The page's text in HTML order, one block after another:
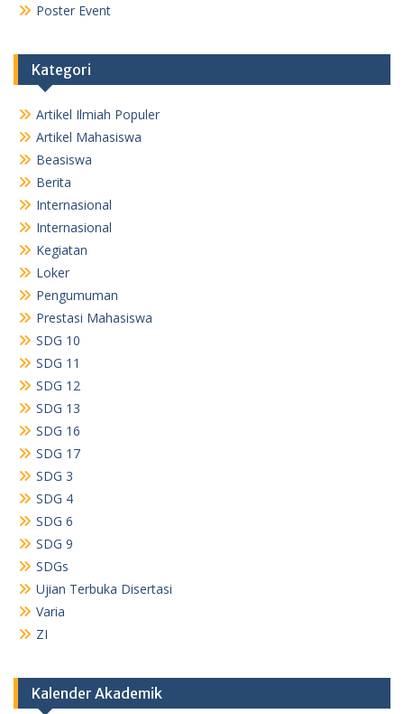
Poster Event
Kategori
Artikel Ilmiah Populer
Artikel Mahasiswa
Beasiswa
Berita
Internasional
Internasional
Kegiatan
Loker
Pengumuman
Prestasi Mahasiswa
SDG 10
SDG 11
SDG 12
SDG 13
SDG 16
SDG 17
SDG 3
SDG 4
SDG 6
SDG 9
SDGs
Ujian Terbuka Disertasi
Varia
ZI
Kalender Akademik